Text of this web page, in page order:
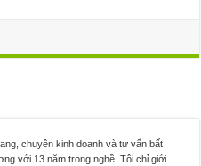
chuyên kinh doanh và tư vấn bất
với 13 năm trong nghề. Tôi chỉ giới